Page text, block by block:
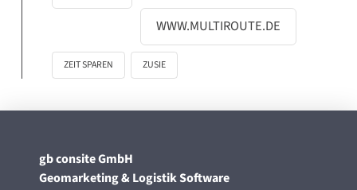
WWW.MULTIROUTE.DE
ZEIT SPAREN ZUSIE
gb consite GmbH
Geomarketing & Logistik Software